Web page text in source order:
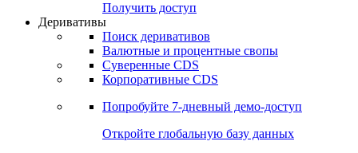
Получить доступ
Деривативы
Поиск деривативов
Валютные и процентные свопы
Суверенные CDS
Корпоративные CDS
Попробуйте 7-дневный демо-доступ
Откройте глобальную базу данных